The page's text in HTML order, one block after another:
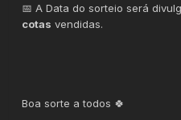
📅 A Data do sorteio será
cotas vendidas.
Boa sorte a todos 🍀